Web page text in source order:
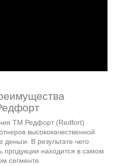
ТМ Редфорт (Redfort)
высококачественной
В результате чего
продукции находится в самом
сегменте.